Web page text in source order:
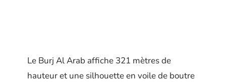
Le Burj Al Arab affiche 321 mètres de
hauteur et une silhouette en voile de boutre